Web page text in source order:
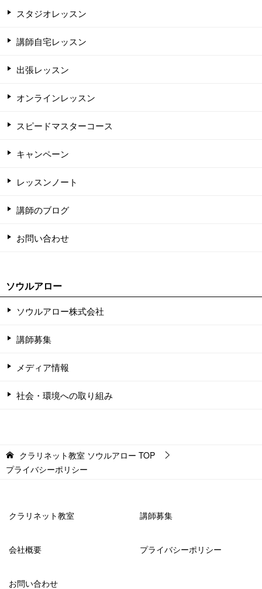
スタジオレッスン
講師自宅レッスン
出張レッスン
オンラインレッスン
スピードマスターコース
キャンペーン
レッスンノート
講師のブログ
お問い合わせ
ソウルアロー
ソウルアロー株式会社
講師募集
メディア情報
社会・環境への取り組み
クラリネット教室 ソウルアロー TOP
プライバシーポリシー
クラリネット教室 講師募集
会社概要 プライバシーポリシー
お問い合わせ